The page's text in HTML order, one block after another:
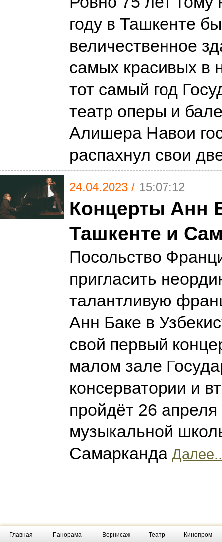
году в Ташкенте
величественное
самых красивых в
тот самый год
театр оперы и
Алишера Навои
распахнул свои
24.04.2023 / 15:07:12
Концерты Анн
Ташкенте и
Посольство
пригласить
талантливую
Анн Баке в
свой первый
малом зале
консерватории и
пройдёт 26
музыкальной
Самарканда
Главная Панорама Вернисаж Театр Кинопром